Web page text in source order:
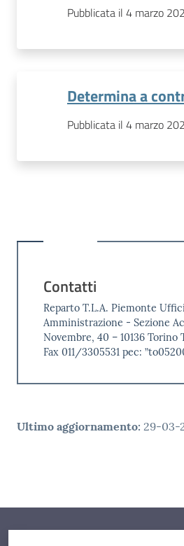
Pubblicata il 4 marzo
Determina a
Pubblicata il 4 marzo
Contatti
Reparto T.L.A. Piemonte
Amministrazione - Sezione
Novembre, 40 – 10136 Torino
Fax 011/3305531 pec:
Ultimo aggiornamento: 29-03-